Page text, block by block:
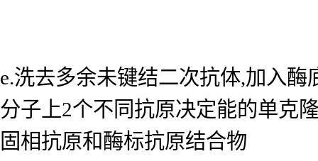
e.洗去多余未键结二次抗体,加入
分子上2个不同抗原决定能的单克
固相抗原和酶标抗原结合物